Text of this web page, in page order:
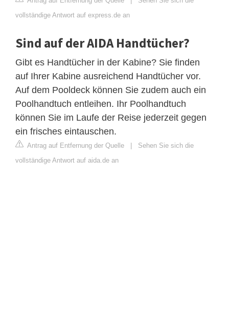
vollständige Antwort auf express.de an
Sind auf der AIDA Handtücher?
Gibt es Handtücher in der Kabine? Sie finden
auf Ihrer Kabine ausreichend Handtücher vor.
Auf dem Pooldeck können Sie zudem auch ein
Poolhandtuch entleihen. Ihr Poolhandtuch
können Sie im Laufe der Reise jederzeit gegen
ein frisches eintauschen.
Antrag auf Entfernung der Quelle | Sehen Sie sich die
vollständige Antwort auf aida.de an